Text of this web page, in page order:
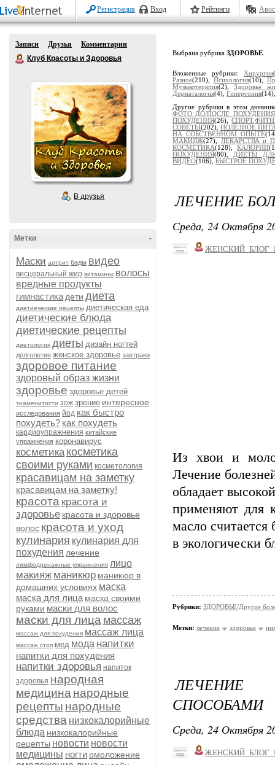
Регистрация Вход Рейтинги
Записи Друзья
Комментарии
Клуб Красоты и Здоровья
В друзья
-
Метки
Маски артрит бады видео
висцеральный жир витамины волосы
вредные продукты
гимнастика дети диета
диетиеческие рецепты диетическая еда
диетические блюда
диетические рецепты
диетология диеты дизайн ногтей
долголетие женское здоровье завтраки
здоровое питание
здоровый образ жизни
здоровье здоровье детей
знаменитости зож зрение интересное
исследования йод как быстро
похудеть? как похудеть
кардиоупражнения китайские
упражнения коронавирус
косметика косметика
своими руками косметология
красавицам на заметку
красавицам на заметку!
красота красота и
здоровье красота и здоровье
волос красота и уход
кулинария кулинария для
похудения лечение
лимфодренажные упражнения лицо
макияж маникюр маникюр в
домашних условиях маска
маска для лица маска своими
руками маски для волос
маски для лица массаж
массаж для похудения массаж лица
массаж стоп мед мода напитки
напитки для похудения
напитки здоровья напиток
здоровья народная
медицина народные
рецепты народные
средства низкокалорийные
блюда низкокалорийные
рецепты новости новости
медицины ногтиомоложение
Выбрана рубрика ЗДОРОВЬЕ
Вложенные рубрики:Хирургия
Разное(210),Психология(10),
Музыкотерапия(2),Здоровье
Дерматалогия(4), Гипертония
Другие рубрики в этом
ФОТО ДО/ПОСЛЕ ПОХУДЕНИЯ
ПОХУДЕНИЯ(26),
СОВЕТЫ(202), ПОЛЕЗНОЕ
НА СОБСТВЕННОМ ОПЫТЕ
МАКИЯЖ(27),
ЛЕКАРСТВА и
КОСМЕТИКА(128),КАЛОРИИ
ПОХУДЕНИЯ(80), ДИЕТЫ
ВИДЕО(106), БЫСТРОЕ
ЛЕЧЕНИЕ
Среда, 24 Октября
Из хвои и
Лечение
обладает
применяют для
масло считается
в экологически
Рубрики: ЗДОРОВЬЕ/Другие
Метки: лечение здоровье
ЛЕЧЕНИЕ
СПОСОБАМИ
Среда, 24 Октября